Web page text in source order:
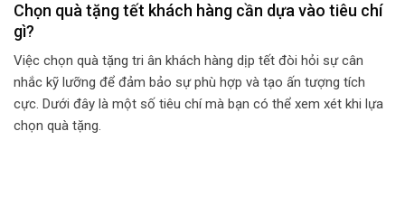
Chọn quà tặng tết khách hàng cần dựa vào tiêu chí
gì?
Việc chọn quà tặng tri ân khách hàng dịp tết đòi hỏi sự cân
nhắc kỹ lưỡng để đảm bảo sự phù hợp và tạo ấn tượng tích
cực. Dưới đây là một số tiêu chí mà bạn có thể xem xét khi lựa
chọn quà tặng.